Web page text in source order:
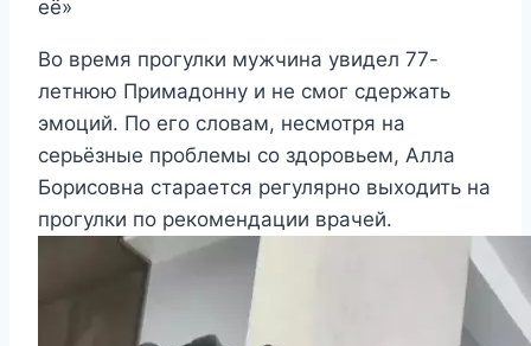
её»
Во время прогулки мужчина увидел 77-
летнюю Примадонну и не смог сдержать
эмоций. По его словам, несмотря на
серьёзные проблемы со здоровьем, Алла
Борисовна старается регулярно выходить на
прогулки по рекомендации врачей.